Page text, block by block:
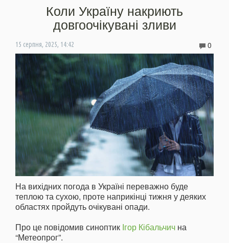
Коли Україну накриють
довгоочікувані зливи
15 серпня, 2025, 14:42 0
На вихідних погода в Україні переважно буде
теплою та сухою, проте наприкінці тижня у деяких
областях пройдуть очікувані опади.
Про це повідомив синоптик Ігор Кібальчич на
“Метеопрог”.